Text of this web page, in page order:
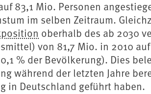
83,1 Mio. Personen
im selben Zeitraum.
oberhalb des ab 2030
von 81,7 Mio. in 2010
% der Bevölkerung). Dies
während der letzten Jahre
in Deutschland geführt haben.